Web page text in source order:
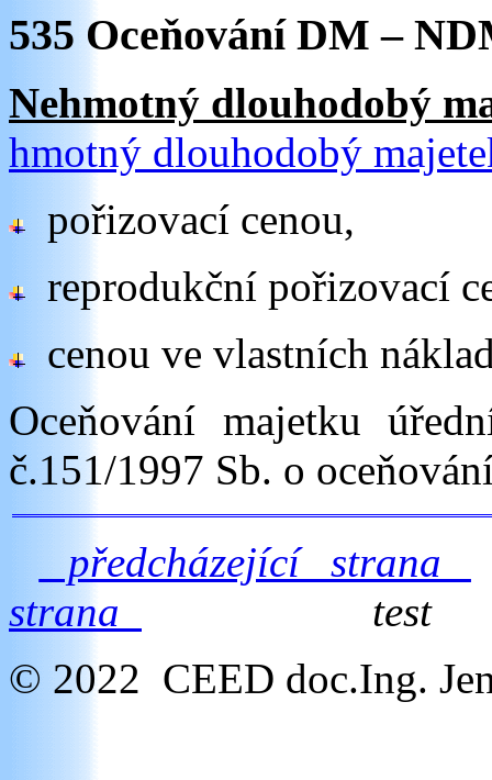
535 Oceňování DM –
Nehmotný dlouhodobý
hmotný dlouhodobý
pořizovací cenou,
reprodukční pořizovací
cenou ve vlastních
Oceňování majetku
č.151/1997 Sb. o
předcházející strana
strana
test
© 2022 CEED doc.Ing.